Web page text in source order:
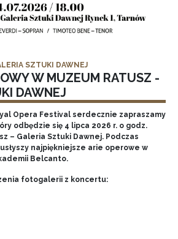
SZTUKI DAWNEJ
W MUZEUM RATUSZ -
DAWNEJ
Opera Festival serdecznie zapraszamy
odbędzie się 4 lipca 2026 r. o godz.
– Galeria Sztuki Dawnej. Podczas
najpiękniejsze arie operowe w
Belcanto.
fotogalerii z koncertu: